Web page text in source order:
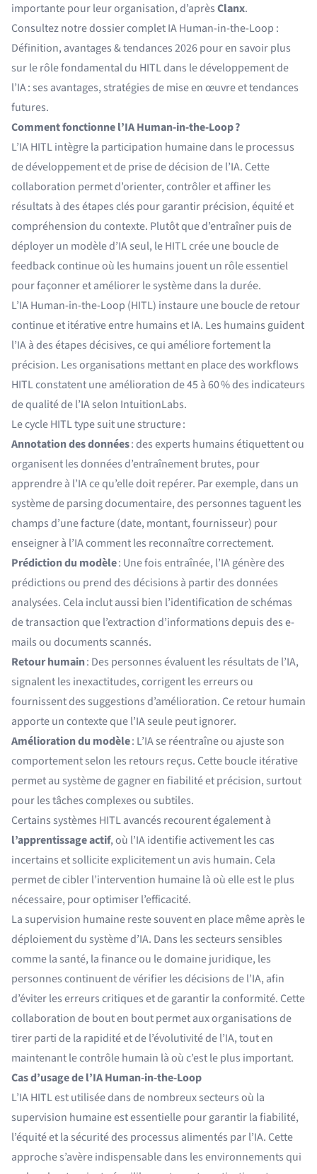
importante pour leur organisation, d’aprèsClanx.
Consultez notre dossier completIA Human-in-the-Loop :
Définition, avantages & tendances 2026pour en savoir plus
sur le rôle fondamental du HITL dans le développement de
l’IA : ses avantages, stratégies de mise en œuvre et tendances
futures.
Comment fonctionne l’IA Human-in-the-Loop ?
L’IA HITL intègre la participation humaine dans le processus
de développement et de prise de décision de l’IA. Cette
collaboration permet d’orienter, contrôler et affiner les
résultats à des étapes clés pour garantir précision, équité et
compréhension du contexte. Plutôt que d’entraîner puis de
déployer un modèle d’IA seul, le HITL crée une boucle de
feedback continue où les humains jouent un rôle essentiel
pour façonner et améliorer le système dans la durée.
L’IA Human-in-the-Loop (HITL) instaure une boucle de retour
continue et itérative entre humains et IA. Les humains guident
l’IA à des étapes décisives, ce qui améliore fortement la
précision. Les organisations mettant en place des workflows
HITL constatent uneamélioration de 45 à 60 % des indicateurs
de qualité de l’IAselon IntuitionLabs.
Le cycle HITL type suit une structure :
Annotation des données: des experts humains étiquettent ou
organisent les données d’entraînement brutes, pour
apprendre à l’IA ce qu’elle doit repérer. Par exemple, dans un
système de parsing documentaire, des personnes taguent les
champs d’une facture (date, montant, fournisseur) pour
enseigner à l’IA comment les reconnaître correctement.
Prédiction du modèle: Une fois entraînée, l’IA génère des
prédictions ou prend des décisions à partir des données
analysées. Cela inclut aussi bien l’identification de schémas
de transaction que l’extraction d’informations depuis des e-
mails ou documents scannés.
Retour humain: Des personnes évaluent les résultats de l’IA,
signalent les inexactitudes, corrigent les erreurs ou
fournissent des suggestions d’amélioration. Ce retour humain
apporte un contexte que l’IA seule peut ignorer.
Amélioration du modèle: L’IA se réentraîne ou ajuste son
comportement selon les retours reçus. Cette boucle itérative
permet au système de gagner en fiabilité et précision, surtout
pour les tâches complexes ou subtiles.
Certains systèmes HITL avancés recourent également à
l’apprentissage actif, où l’IA identifie activement les cas
incertains et sollicite explicitement un avis humain. Cela
permet de cibler l’intervention humaine là où elle est le plus
nécessaire, pour optimiser l’efficacité.
La supervision humaine reste souvent en place même après le
déploiement du système d’IA. Dans les secteurs sensibles
comme la santé, la finance ou le domaine juridique, les
personnes continuent de vérifier les décisions de l’IA, afin
d’éviter les erreurs critiques et de garantir la conformité. Cette
collaboration de bout en bout permet aux organisations de
tirer parti de la rapidité et de l’évolutivité de l’IA, tout en
maintenant le contrôle humain là où c’est le plus important.
Cas d’usage de l’IA Human-in-the-Loop
L’IA HITL est utilisée dans de nombreux secteurs où la
supervision humaine est essentielle pour garantir la fiabilité,
l’équité et la sécurité des processus alimentés par l’IA. Cette
approche s’avère indispensable dans les environnements qui